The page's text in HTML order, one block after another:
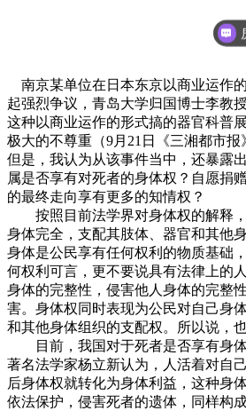
南京某单位在日本东京以商业运作
起强烈争议，青岛大学归国博士李教
这种以商业运作的形式搞的器官科普
极大的不尊重（9月21日《三湘都市报
但是，我认为从该事件当中，还暴露
属是否享有对死者的身体权？自愿捐
的最终走向享有更多的知情权？
按照目前法学界对身体权的解释，
身体完全，支配其肢体、器官和其他
身体是公民享有任何权利的物质基础
何权利可言，更不要说具有法律上的
身体的完整性，侵害他人身体的完整
害。身体权同时表现为公民对自己身
和其他身体组织的支配权。所以说，
目前，我国对于死者是否享有身体
著名法学家杨立新认为，人活着对自
后身体权就转化为身体利益，这种身
依法保护，侵害死者的遗体，同样构